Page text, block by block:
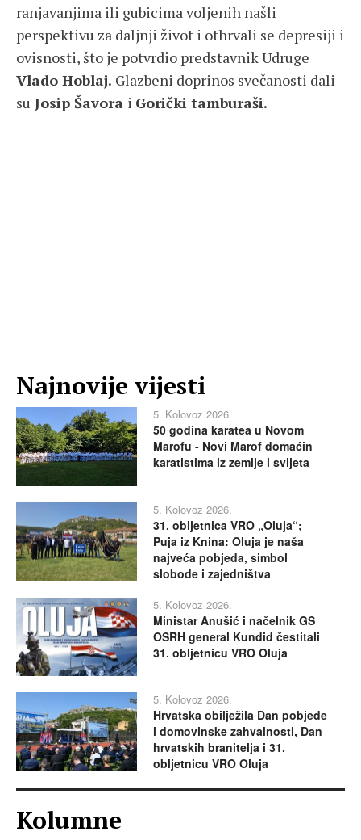
ranjavanjima ili gubicima voljenih našli
perspektivu za daljnji život i othrvali se depresiji i
ovisnosti, što je potvrdio predstavnik Udruge
Vlado Hoblaj. Glazbeni doprinos svečanosti dali
su Josip Šavora i Gorički tamburaši.
Najnovije vijesti
5. Kolovoz 2026.
50 godina karatea u Novom
Marofu - Novi Marof domaćin
karatistima iz zemlje i svijeta
5. Kolovoz 2026.
31. obljetnica VRO „Oluja“;
Puja iz Knina: Oluja je naša
najveća pobjeda, simbol
slobode i zajedništva
5. Kolovoz 2026.
Ministar Anušić i načelnik GS
OSRH general Kundid čestitali
31. obljetnicu VRO Oluja
5. Kolovoz 2026.
Hrvatska obilježila Dan pobjede
i domovinske zahvalnosti, Dan
hrvatskih branitelja i 31.
obljetnicu VRO Oluja
Kolumne